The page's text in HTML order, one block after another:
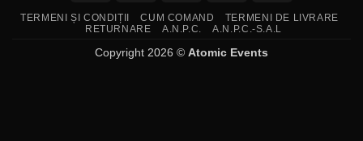
Delivery
TERMENI ȘI CONDIȚII CUM COMAND
TERMENI DE LIVRARE
RETURNARE
A.N.P.C. A.N.P.C.-S.A.L
Copyright 2026 © Atomic Events